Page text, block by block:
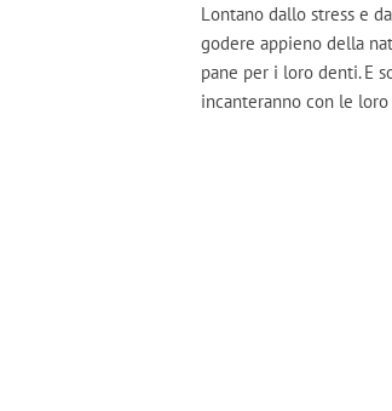
Lontano dallo stress e
godere appieno della
pane per i loro denti. E
incanteranno con le